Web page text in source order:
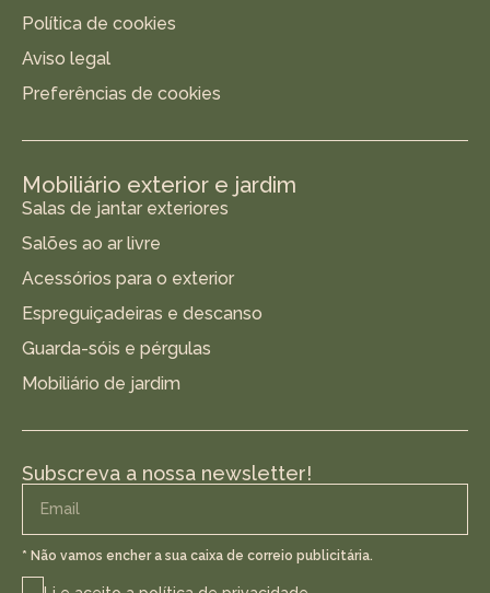
Política de cookies
Aviso legal
Preferências de cookies
Mobiliário exterior e jardim
Salas de jantar exteriores
Salões ao ar livre
Acessórios para o exterior
Espreguiçadeiras e descanso
Guarda-sóis e pérgulas
Mobiliário de jardim
Subscreva a nossa newsletter!
* Não vamos encher a sua caixa de correio publicitária.